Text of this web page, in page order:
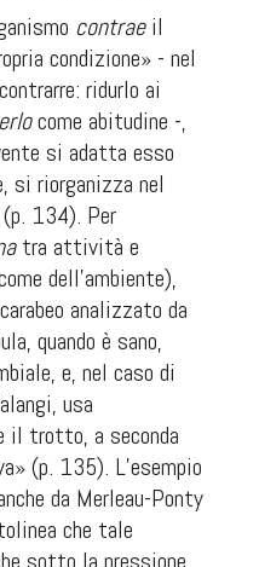
contraeil
condizione» - nel
ridurlo ai
come abitudine -,
si adatta esso
si riorganizza nel
(p. 134). Per
tra attività e
dell’ambiente),
analizzato da
quando è sano,
e, nel caso di
usa
il trotto, a seconda
(p. 135). L’esempio
da Merleau-Ponty
che tale